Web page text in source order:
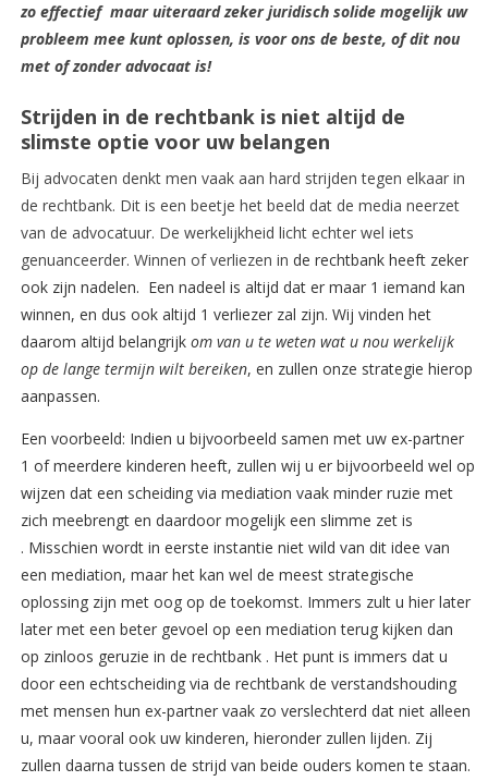
zo effectief maar uiteraard zeker juridisch solide mogelijk uw
probleem mee kunt oplossen, is voor ons de beste, of dit nou
met of zonder advocaat is!
Strijden in de rechtbank is niet altijd de
slimste optie voor uw belangen
Bij advocaten denkt men vaak aan hard strijden tegen elkaar in
de rechtbank. Dit is een beetje het beeld dat de media neerzet
van de advocatuur. De werkelijkheid licht echter wel iets
genuanceerder. Winnen of verliezen in de rechtbank heeft zeker
ook zijn nadelen. Een nadeel is altijd dat er maar 1 iemand kan
winnen, en dus ook altijd 1 verliezer zal zijn. Wij vinden het
daarom altijd belangrijk om van u te weten wat u nou werkelijk
op de lange termijn wilt bereiken, en zullen onze strategie hierop
aanpassen.
Een voorbeeld: Indien u bijvoorbeeld samen met uw ex-partner
1 of meerdere kinderen heeft, zullen wij u er bijvoorbeeld wel op
wijzen dat een scheiding via mediation vaak minder ruzie met
zich meebrengt en daardoor mogelijk een slimme zet is
. Misschien wordt in eerste instantie niet wild van dit idee van
een mediation, maar het kan wel de meest strategische
oplossing zijn met oog op de toekomst. Immers zult u hier later
later met een beter gevoel op een mediation terug kijken dan
op zinloos geruzie in de rechtbank . Het punt is immers dat u
door een echtscheiding via de rechtbank de verstandshouding
met mensen hun ex-partner vaak zo verslechterd dat niet alleen
u, maar vooral ook uw kinderen, hieronder zullen lijden. Zij
zullen daarna tussen de strijd van beide ouders komen te staan.